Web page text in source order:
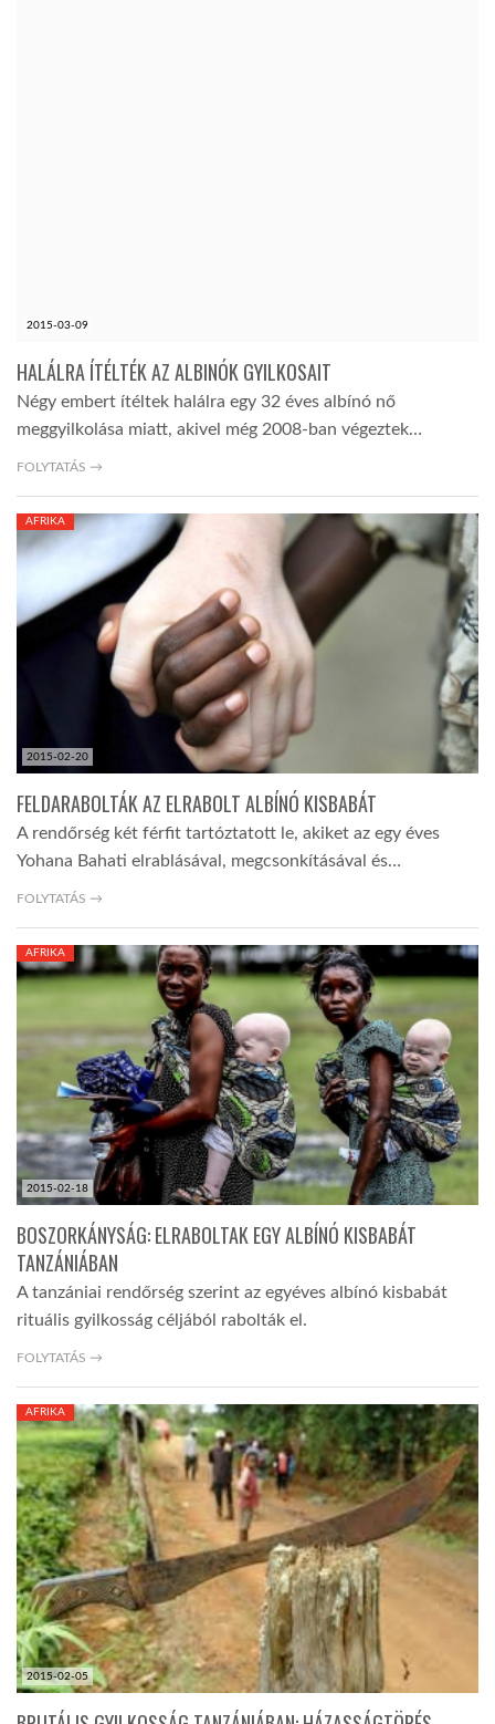
2015-03-09
HALÁLRA ÍTÉLTÉK AZ ALBINÓK GYILKOSAIT
Négy embert ítéltek halálra egy 32 éves albínó nő
meggyilkolása miatt, akivel még 2008-ban végeztek…
FOLYTATÁS →
2015-02-20
AFRIKA
FELDARABOLTÁK AZ ELRABOLT ALBÍNÓ KISBABÁT
A rendőrség két férfit tartóztatott le, akiket az egy éves
Yohana Bahati elrablásával, megcsonkításával és…
FOLYTATÁS →
2015-02-18
AFRIKA
BOSZORKÁNYSÁG: ELRABOLTAK EGY ALBÍNÓ KISBABÁT
TANZÁNIÁBAN
A tanzániai rendőrség szerint az egyéves albínó kisbabát
rituális gyilkosság céljából rabolták el.
FOLYTATÁS →
2015-02-05
AFRIKA